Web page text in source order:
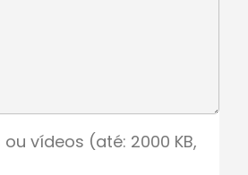
vídeos (até: 2000 KB,